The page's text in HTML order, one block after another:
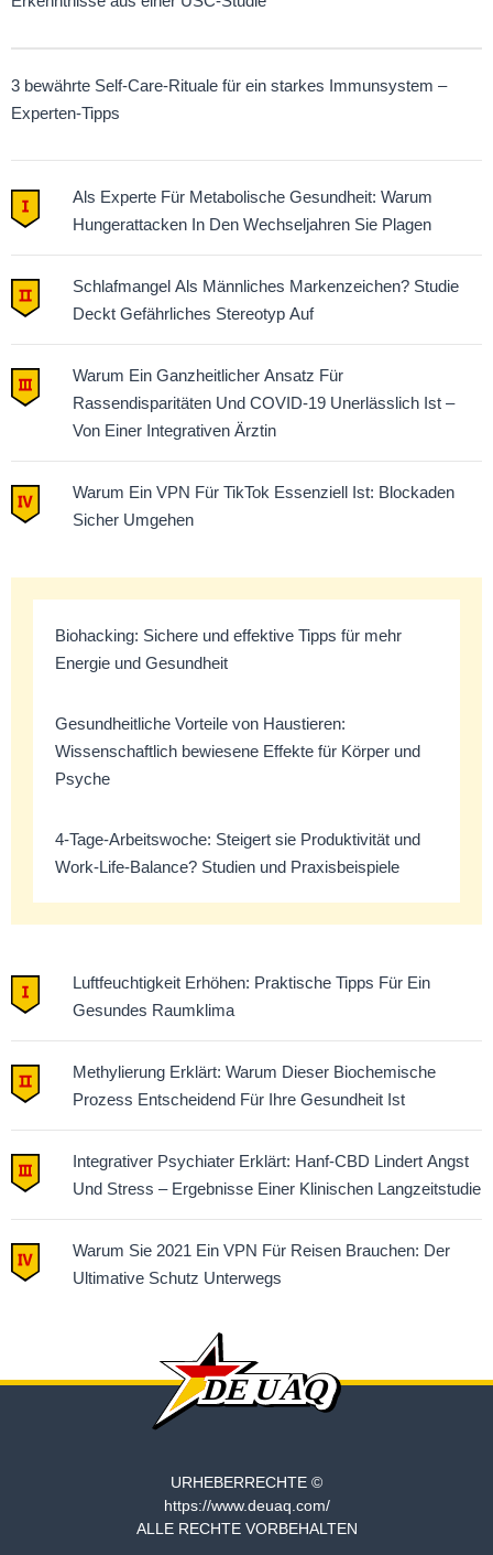
3 bewährte Self-Care-Rituale für ein starkes Immunsystem –
Experten-Tipps
Als Experte Für Metabolische Gesundheit: Warum
Hungerattacken In Den Wechseljahren Sie Plagen
Schlafmangel Als Männliches Markenzeichen? Studie
Deckt Gefährliches Stereotyp Auf
Warum Ein Ganzheitlicher Ansatz Für
Rassendisparitäten Und COVID-19 Unerlässlich Ist –
Von Einer Integrativen Ärztin
Warum Ein VPN Für TikTok Essenziell Ist: Blockaden
Sicher Umgehen
Biohacking: Sichere und effektive Tipps für mehr
Energie und Gesundheit
Gesundheitliche Vorteile von Haustieren:
Wissenschaftlich bewiesene Effekte für Körper und
Psyche
4-Tage-Arbeitswoche: Steigert sie Produktivität und
Work-Life-Balance? Studien und Praxisbeispiele
Luftfeuchtigkeit Erhöhen: Praktische Tipps Für Ein
Gesundes Raumklima
Methylierung Erklärt: Warum Dieser Biochemische
Prozess Entscheidend Für Ihre Gesundheit Ist
Integrativer Psychiater Erklärt: Hanf-CBD Lindert Angst
Und Stress – Ergebnisse Einer Klinischen Langzeitstudie
Warum Sie 2021 Ein VPN Für Reisen Brauchen: Der
Ultimative Schutz Unterwegs
URHEBERRECHTE ©
https://www.deuaq.com/
ALLE RECHTE VORBEHALTEN